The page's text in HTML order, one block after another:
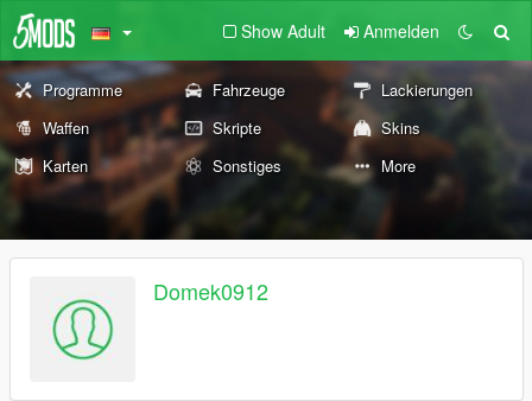
Show Adult Anmelden
Programme Fahrzeuge
Lackierungen
Waffen
Skripte
Skins
Karten
Sonstiges More
Domek0912